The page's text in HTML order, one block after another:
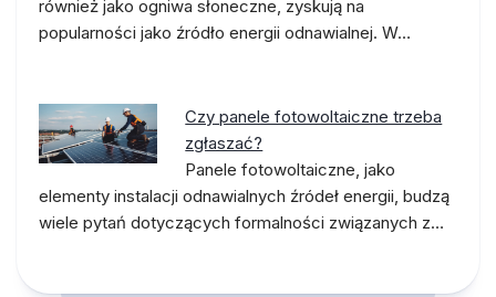
również jako ogniwa słoneczne, zyskują na
popularności jako źródło energii odnawialnej. W…
Czy panele fotowoltaiczne trzeba
zgłaszać?
Panele fotowoltaiczne, jako
elementy instalacji odnawialnych źródeł energii, budzą
wiele pytań dotyczących formalności związanych z…